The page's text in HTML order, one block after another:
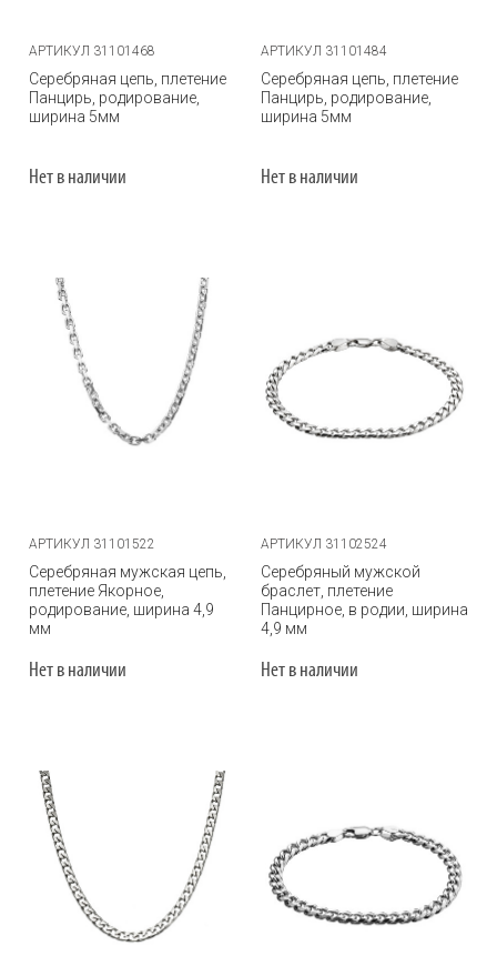
АРТИКУЛ 31101468
Серебряная цепь, плетение
Панцирь, родирование,
ширина 5мм
Нет в наличии
АРТИКУЛ 31101484
Серебряная цепь, плетение
Панцирь, родирование,
ширина 5мм
Нет в наличии
АРТИКУЛ 31101522
Серебряная мужская цепь,
плетение Якорное,
родирование, ширина 4,9
мм
Нет в наличии
АРТИКУЛ 31102524
Серебряный мужской
браслет, плетение
Панцирное, в родии, ширина
4,9 мм
Нет в наличии